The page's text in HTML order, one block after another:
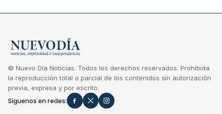
© Nuevo Día Noticias. Todos los derechos reservados. Prohibida
la reproducción total o parcial de los contenidos sin autorización
previa, expresa y por escrito.
Síguenos en redes: